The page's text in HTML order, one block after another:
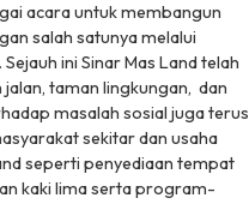
acara untuk membangun
salah satunya melalui
ini Sinar Mas Land telah
taman lingkungan, dan
masalah sosial juga terus
sekitar dan usaha
seperti penyediaan tempat
kaki lima serta program-